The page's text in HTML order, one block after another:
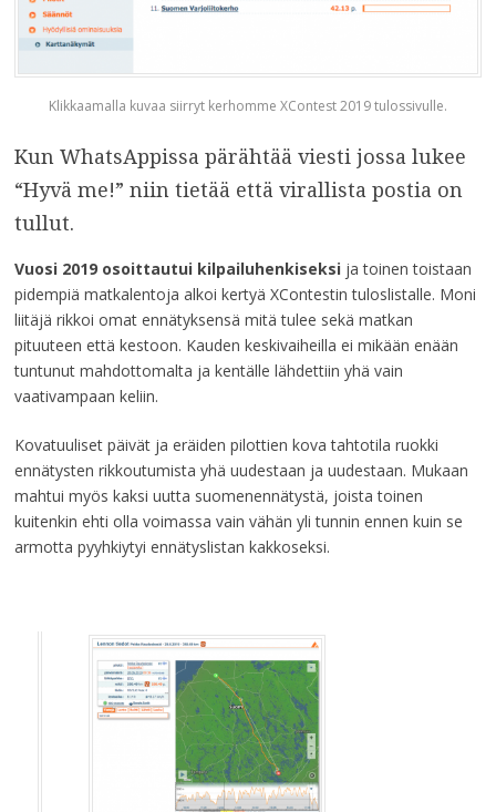
Klikkaamalla kuvaa siirryt kerhomme XContest 2019 tulossivulle.
Kun WhatsAppissa pärähtää viesti jossa lukee
“Hyvä me!” niin tietää että virallista postia on
tullut.
Vuosi 2019 osoittautui kilpailuhenkiseksija toinen toistaan
pidempiä matkalentoja alkoi kertyä XContestin tuloslistalle. Moni
liitäjä rikkoi omat ennätyksensä mitä tulee sekä matkan
pituuteen että kestoon. Kauden keskivaiheilla ei mikään enään
tuntunut mahdottomalta ja kentälle lähdettiin yhä vain
vaativampaan keliin.
Kovatuuliset päivät ja eräiden pilottien kova tahtotila ruokki
ennätysten rikkoutumista yhä uudestaan ja uudestaan. Mukaan
mahtui myös kaksi uutta suomenennätystä, joista toinen
kuitenkin ehti olla voimassa vain vähän yli tunnin ennen kuin se
armotta pyyhkiytyi ennätyslistan kakkoseksi.